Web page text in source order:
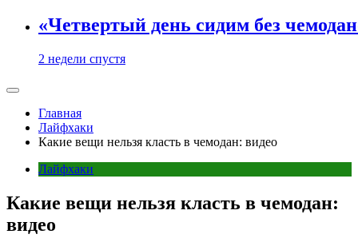
«Четвертый день сидим без
2 недели спустя
Главная
Лайфхаки
Какие вещи нельзя класть в чемодан: видео
Лайфхаки
Какие вещи нельзя класть в чемодан:
видео